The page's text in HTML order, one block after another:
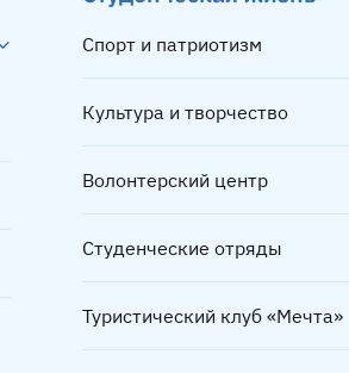
Спорт и патриотизм
Культура и творчество
Волонтерский центр
Студенческие отряды
Туристический клуб «Мечта»